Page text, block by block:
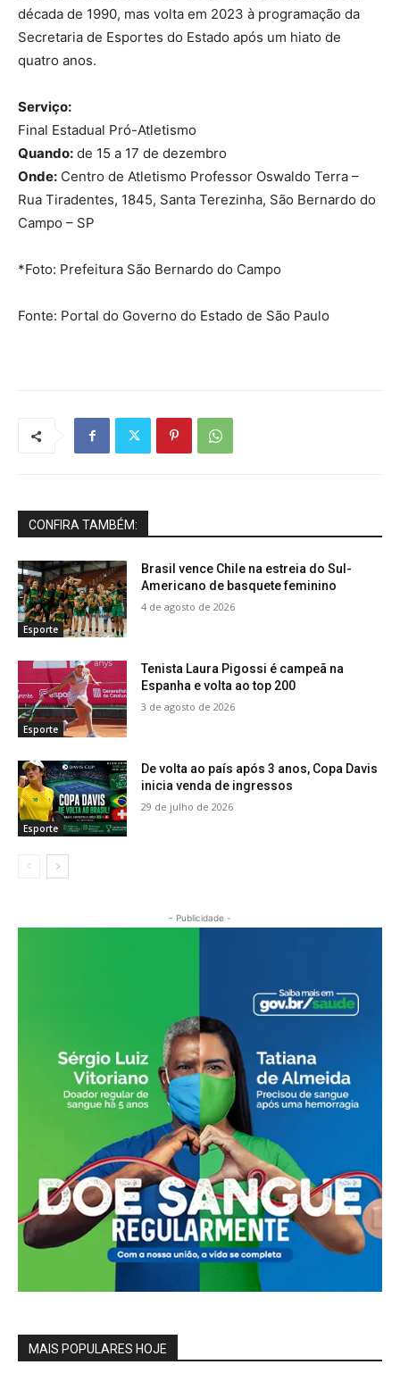
década de 1990, mas volta em 2023 à programação da
Secretaria de Esportes do Estado após um hiato de
quatro anos.
Serviço:
Final Estadual Pró-Atletismo
Quando: de 15 a 17 de dezembro
Onde: Centro de Atletismo Professor Oswaldo Terra –
Rua Tiradentes, 1845, Santa Terezinha, São Bernardo do
Campo – SP
*Foto: Prefeitura São Bernardo do Campo
Fonte: Portal do Governo do Estado de São Paulo
CONFIRA TAMBÉM:
Esporte
Brasil vence Chile na estreia do Sul-
Americano de basquete feminino
4 de agosto de 2026
Esporte
Tenista Laura Pigossi é campeã na
Espanha e volta ao top 200
3 de agosto de 2026
Esporte
De volta ao país após 3 anos, Copa Davis
inicia venda de ingressos
29 de julho de 2026
- Publicidade -
MAIS POPULARES HOJE